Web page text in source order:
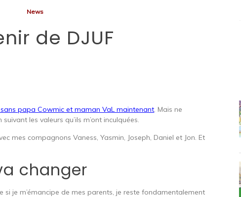
News
de DJUF
sans papa Cowmic et maman VaL maintenant. Mais ne
les valeurs qu’ils m’ont inculquées.
mes compagnons Vaness, Yasmin, Joseph, Daniel et Jon. Et
changer
si je m’émancipe de mes parents, je reste fondamentalement